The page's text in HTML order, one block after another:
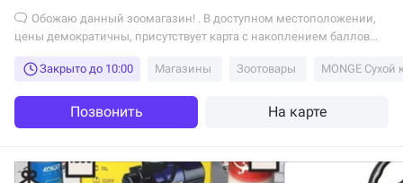
цены демократичны, присутствует карта с накоплением баллов...
Закрыто до 10:00 Магазины Зоотовары
Позвонить На карте